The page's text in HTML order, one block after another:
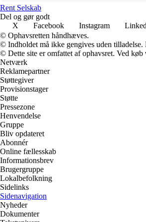
Rent Selskab
Del og gør godt
X
Facebook Instagram
© Ophavsretten håndhæves.
© Indholdet må ikke gengives uden
© Dette site er omfattet af ophavsret. Ved
Netværk
Reklamepartner
Støttegiver
Provisionstager
Støtte
Pressezone
Henvendelse
Gruppe
Bliv opdateret
Abonnér
Online fællesskab
Informationsbrev
Brugergruppe
Lokalbefolkning
Sidelinks
Sidenavigation
Nyheder
Dokumenter